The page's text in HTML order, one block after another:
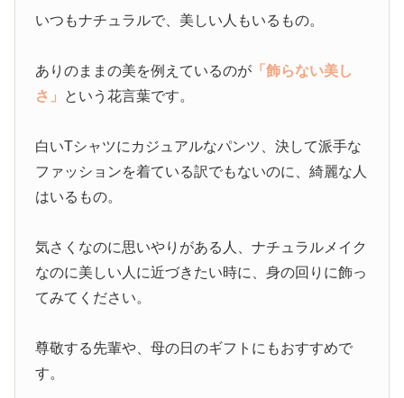
いつもナチュラルで、美しい人もいるもの。
ありのままの美を例えているのが 「飾らない美し
さ」 という花言葉です。
白いTシャツにカジュアルなパンツ、決して派手な
ファッションを着ている訳でもないのに、綺麗な人
はいるもの。
気さくなのに思いやりがある人、ナチュラルメイク
なのに美しい人に近づきたい時に、身の回りに飾っ
てみてください。
尊敬する先輩や、母の日のギフトにもおすすめで
す。